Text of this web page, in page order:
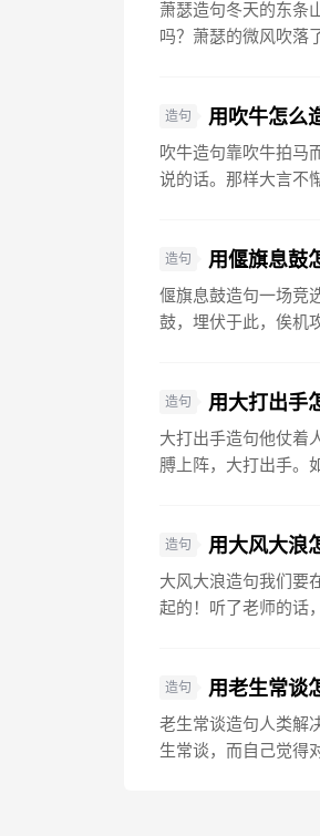
萧瑟造句冬天的东条
吗？萧瑟的微风吹落
造句 用吹牛怎么
吹牛造句靠吹牛拍马
说的话。那样大言不
造句 用偃旗息鼓
偃旗息鼓造句一场竞
鼓，埋伏于此，俟机
造句 用大打出手
大打出手造句他仗着
膊上阵，大打出手。
造句 用大风大浪
大风大浪造句我们要
起的！听了老师的话
造句 用老生常谈
老生常谈造句人类解
生常谈，而自己觉得